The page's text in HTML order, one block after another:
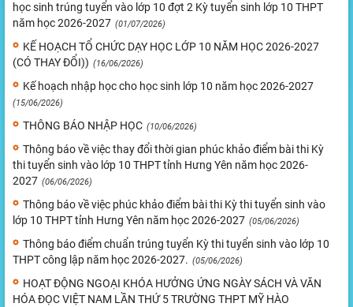
học sinh trúng tuyển vào lớp 10 đợt 2 Kỳ tuyển sinh lớp 10 THPT
năm học 2026-2027 (01/07/2026)
KẾ HOẠCH TỔ CHỨC DẠY HỌC LỚP 10 NĂM HỌC 2026-2027
(CÓ THAY ĐỔI)) (16/06/2026)
Kế hoạch nhập học cho học sinh lớp 10 năm học 2026-2027
(15/06/2026)
THÔNG BÁO NHẬP HỌC (10/06/2026)
Thông báo về việc thay đổi thời gian phúc khảo điểm bài thi Kỳ
thi tuyển sinh vào lớp 10 THPT tỉnh Hưng Yên năm học 2026-
2027 (06/06/2026)
Thông báo về việc phúc khảo điểm bài thi Kỳ thi tuyển sinh vào
lớp 10 THPT tỉnh Hưng Yên năm học 2026-2027 (05/06/2026)
Thông báo điểm chuẩn trúng tuyển Kỳ thi tuyển sinh vào lớp 10
THPT công lập năm học 2026-2027. (05/06/2026)
HOẠT ĐỘNG NGOẠI KHÓA HƯỞNG ỨNG NGÀY SÁCH VÀ VĂN
HÓA ĐỌC VIỆT NAM LẦN THỨ 5 TRƯỜNG THPT MỸ HÀO